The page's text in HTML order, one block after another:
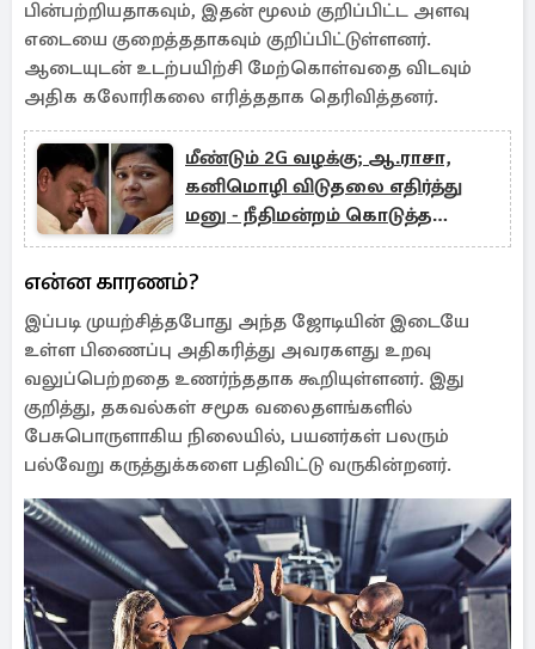
பின்பற்றியதாகவும், இதன் மூலம் குறிப்பிட்ட அளவு
எடையை குறைத்ததாகவும் குறிப்பிட்டுள்ளனர்.
ஆடையுடன் உடற்பயிற்சி மேற்கொள்வதை விடவும்
அதிக கலோரிகலை எரித்ததாக தெரிவித்தனர்.
மீண்டும் 2G வழக்கு; ஆ.ராசா,
கனிமொழி விடுதலை எதிர்த்து
மனு - நீதிமன்றம் கொடுத்த
ட்விஸ்ட்!
என்ன காரணம்?
இப்படி முயற்சித்தபோது அந்த ஜோடியின் இடையே
உள்ள பிணைப்பு அதிகரித்து அவரகளது உறவு
வலுப்பெற்றதை உணர்ந்ததாக கூறியுள்ளனர். இது
குறித்து, தகவல்கள் சமூக வலைதளங்களில்
பேசுபொருளாகிய நிலையில், பயனர்கள் பலரும்
பல்வேறு கருத்துக்களை பதிவிட்டு வருகின்றனர்.